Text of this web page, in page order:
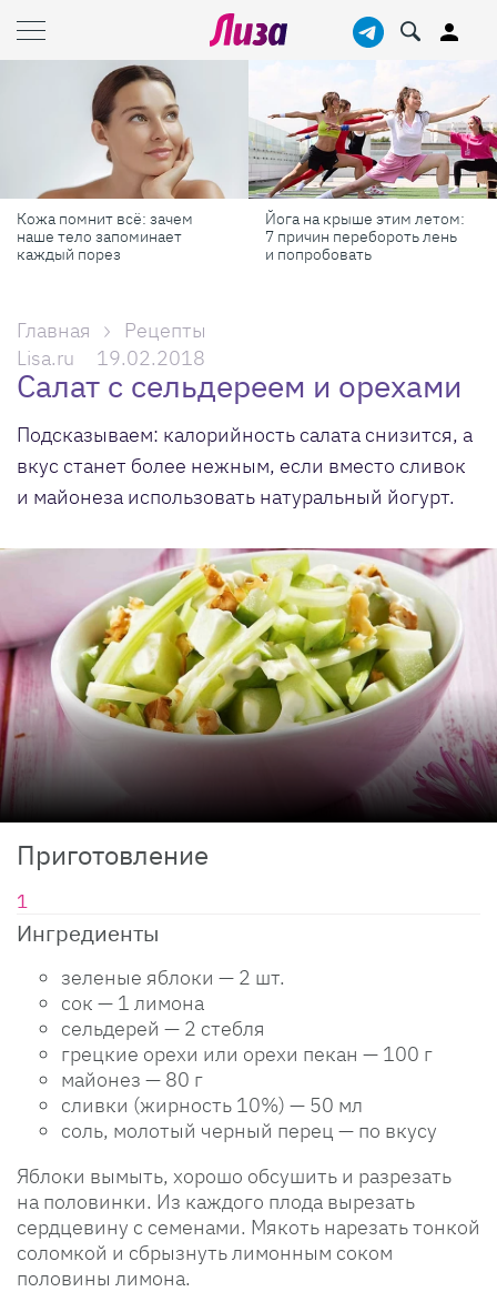
Йога на крыше этим летом:
7 причин перебороть лень
и попробовать
Готовь как шеф-повар: 6
профессиональных
секретов, которые помогут
Главная
Рецепты
Lisa.ru
19.02.2018
Салат с сельдереем и орехами
Подсказываем: калорийность салата снизится, а
вкус станет более нежным, если вместо сливок
и майонеза использовать натуральный йогурт.
Приготовление
Ингредиенты
зеленые яблоки — 2 шт.
сок — 1 лимона
сельдерей — 2 стебля
грецкие орехи или орехи пекан — 100 г
майонез — 80 г
сливки (жирность 10%) — 50 мл
соль, молотый черный перец — по вкусу
Яблоки вымыть, хорошо обсушить и разрезать
на половинки. Из каждого плода вырезать
сердцевину с семенами. Мякоть нарезать тонкой
соломкой и сбрызнуть лимонным соком
половины лимона.